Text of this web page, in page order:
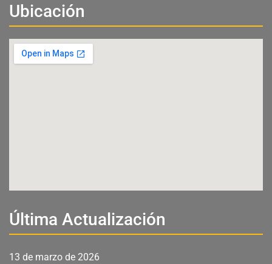
Ubicación
Última Actualización
13 de marzo de 2026